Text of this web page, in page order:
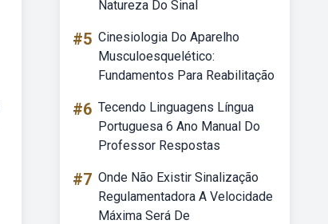
Natureza Do Sinal
#5 Cinesiologia Do Aparelho
Musculoesquelético:
Fundamentos Para Reabilitação
#6 Tecendo Linguagens Língua
Portuguesa 6 Ano Manual Do
Professor Respostas
#7 Onde Não Existir Sinalização
Regulamentadora A Velocidade
Máxima Será De